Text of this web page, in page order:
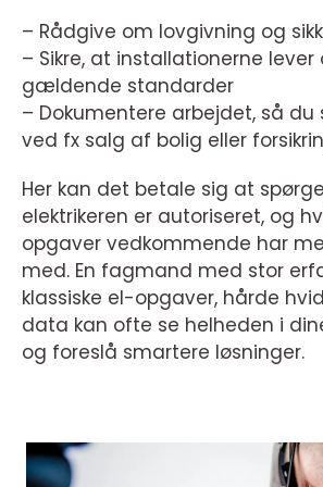
– Rådgive om lovgivning og
– Sikre, at installationerne lever
gældende standarder
– Dokumentere arbejdet, så
ved fx salg af bolig eller
Her kan det betale sig at
elektrikeren er autoriseret, og
opgaver vedkommende har
med. En fagmand med stor
klassiske el-opgaver, hårde
data kan ofte se helheden i
og foreslå smartere løsninger.